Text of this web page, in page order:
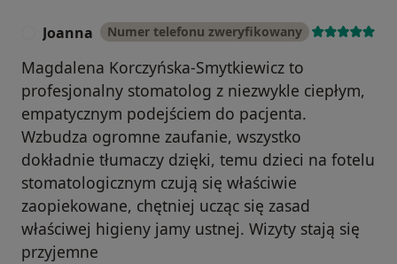
Joanna Numer telefonu zweryfikowany
Magdalena Korczyńska-Smytkiewicz to
profesjonalny stomatolog z niezwykle ciepłym,
empatycznym podejściem do pacjenta.
Wzbudza ogromne zaufanie, wszystko
dokładnie tłumaczy dzięki, temu dzieci na fotelu
stomatologicznym czują się właściwie
zaopiekowane, chętniej ucząc się zasad
właściwej higieny jamy ustnej. Wizyty stają się
przyjemne